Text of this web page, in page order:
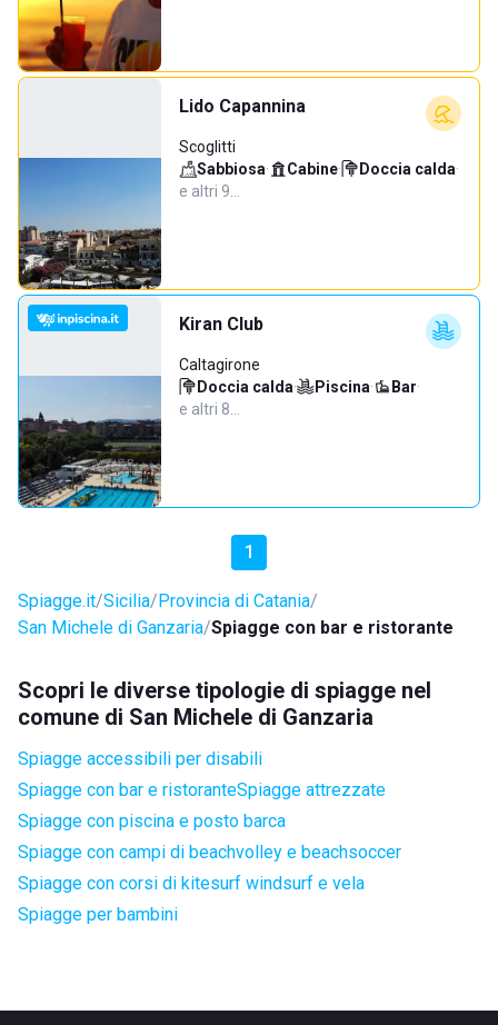
Lido Capannina
Scoglitti
Sabbiosa· Cabine· Doccia calda·
e altri 9…
Kiran Club
Caltagirone
Doccia calda· Piscina· Bar·
e altri 8…
1
Spiagge.it Sicilia Provincia di Catania
San Michele di Ganzaria Spiagge con bar e ristorante
Scopri le diverse tipologie di spiagge nel
comune di San Michele di Ganzaria
Spiagge accessibili per disabili
Spiagge con bar e ristoranteSpiagge attrezzate
Spiagge con piscina e posto barca
Spiagge con campi di beachvolley e beachsoccer
Spiagge con corsi di kitesurf windsurf e vela
Spiagge per bambini